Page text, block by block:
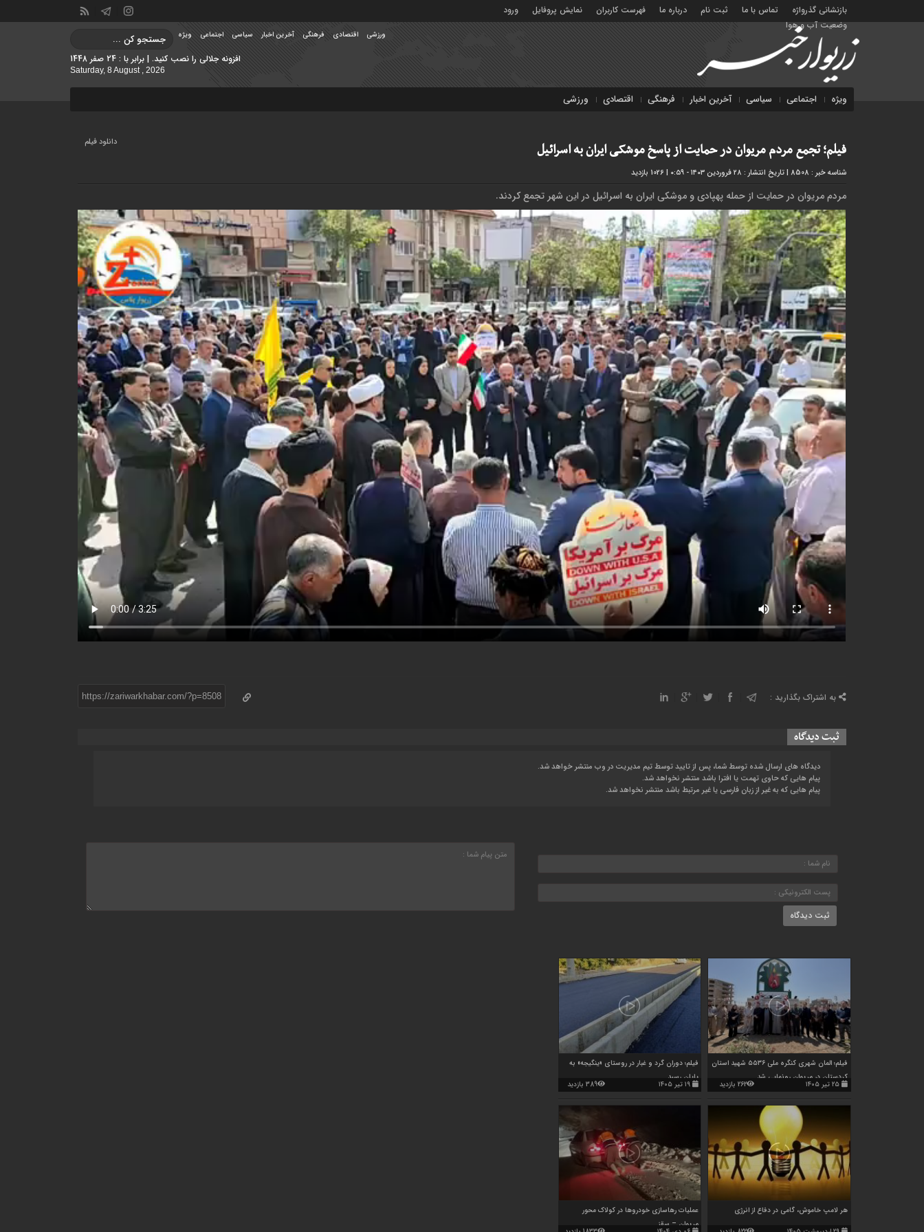
بازنشانی گذرواژه تماس با ما ثبت نام درباره ما فهرست کاربران نمایش پروفایل
ورود
وضعیت آب و هوا
ویژه اجتماعی سیاسی آخرین اخبار فرهنگی اقتصادی ورزشی
افزونه جلالی را نصب کنید. | برابر با : 24 صفر 1448
Saturday, 8 August , 2026
ویژه اجتماعی سیاسی آخرین اخبار فرهنگی اقتصادی ورزشی
دانلود فیلم فیلم؛ تجمع مردم مریوان در حمایت از پاسخ موشکی ایران به اسرائیل
شناسه خبر : 8508 |تاریخ انتشار : ۲۸ فروردین ۱۴۰۳ - ۰:۵۹ | 1026 بازدید
مردم مریوان در حمایت از حمله پهپادی و موشکی ایران به اسرائیل در این شهر تجمع کردند.
به اشتراک بگذارید : https://zariwarkhabar.com/?p=8508
ثبت دیدگاه
دیدگاه های ارسال شده توسط شما، پس از تایید توسط تیم مدیریت در وب منتشر خواهد شد.
پیام هایی که حاوی تهمت یا افترا باشد منتشر نخواهد شد.
پیام هایی که به غیر از زبان فارسی یا غیر مرتبط باشد منتشر نخواهد شد.
فیلم؛ المان شهری کنگره ملی ۵۵۳۶ شهید استان
کردستان در مریوان رونمایی شد
۲۵ تیر ۱۴۰۵ 262 بازدید
فیلم؛ دوران گرد و غبار در روستای «ینگیجه» به
پایان رسید
۱۹ تیر ۱۴۰۵ 389 بازدید
هر لامپ خاموش، گامی در دفاع از انرژی
عملیات رهاسازی خودروها در کولاک محور
مریوان – سقز